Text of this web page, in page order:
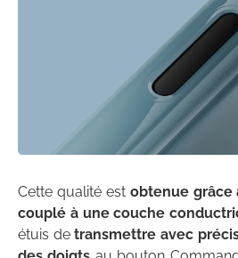
Cette qualité est obtenue grâce
couplé à une couche
étuis detransmettre avec